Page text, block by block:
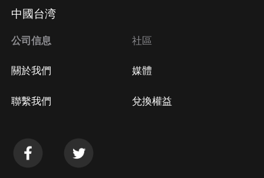
中國台湾
公司信息
關於我們
聯繫我們
社區
媒體
兌換權益